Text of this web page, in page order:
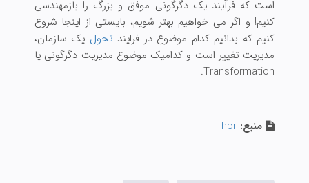
است که فرآیند یک دگرگونی موفق و بزرگ را بازمهندسی
کنیم! و اگر می خواهیم بهتر شویم، بایستی از اینجا شروع
کنیم که بدانیم کدام موضوع در فرایند تحول یک سازمان،
مدیریت تغییر است و کدامیک موضوع مدیریت دگرگونی یا
Transformation.
منبع: hbr